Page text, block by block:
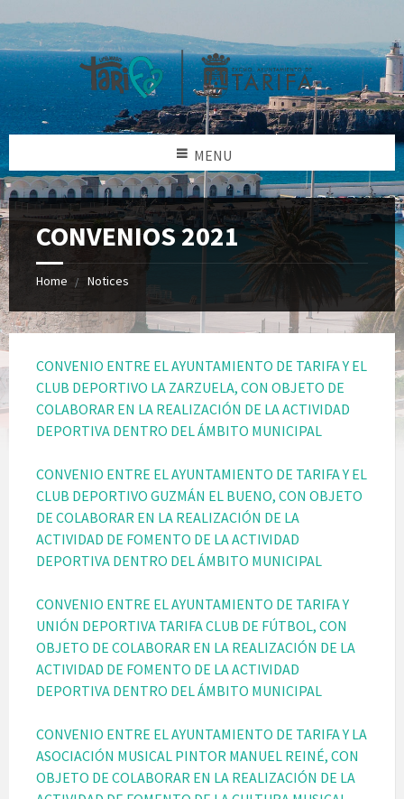
MENU
CONVENIOS 2021
Home Notices
CONVENIO ENTRE EL AYUNTAMIENTO DE TARIFA Y EL
CLUB DEPORTIVO LA ZARZUELA, CON OBJETO DE
COLABORAR EN LA REALIZACIÓN DE LA ACTIVIDAD
DEPORTIVA DENTRO DEL ÁMBITO MUNICIPAL
CONVENIO ENTRE EL AYUNTAMIENTO DE TARIFA Y EL
CLUB DEPORTIVO GUZMÁN EL BUENO, CON OBJETO
DE COLABORAR EN LA REALIZACIÓN DE LA
ACTIVIDAD DE FOMENTO DE LA ACTIVIDAD
DEPORTIVA DENTRO DEL ÁMBITO MUNICIPAL
CONVENIO ENTRE EL AYUNTAMIENTO DE TARIFA Y
UNIÓN DEPORTIVA TARIFA CLUB DE FÚTBOL, CON
OBJETO DE COLABORAR EN LA REALIZACIÓN DE LA
ACTIVIDAD DE FOMENTO DE LA ACTIVIDAD
DEPORTIVA DENTRO DEL ÁMBITO MUNICIPAL
CONVENIO ENTRE EL AYUNTAMIENTO DE TARIFA Y LA
ASOCIACIÓN MUSICAL PINTOR MANUEL REINÉ, CON
OBJETO DE COLABORAR EN LA REALIZACIÓN DE LA